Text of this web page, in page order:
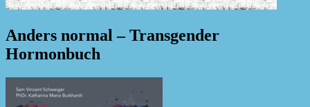
Anders normal – Transgender
Hormonbuch